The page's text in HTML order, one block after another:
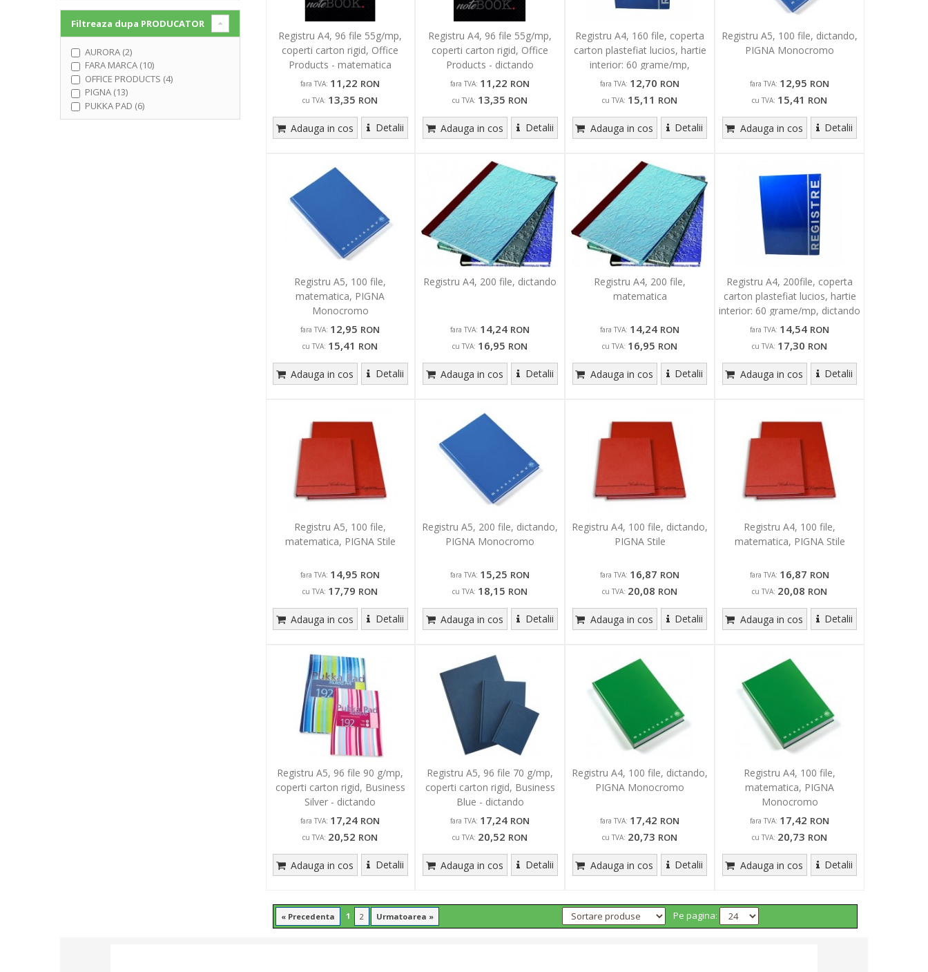
Registru A4, 96 file 55g/mp,
coperti carton rigid, Office
Products - matematica
fara TVA: 11,22 RON
cu TVA: 13,35 RON
Adauga in cos Detalii
Registru A4, 96 file 55g/mp,
coperti carton rigid, Office
Products - dictando
fara TVA: 11,22 RON
cu TVA: 13,35 RON
Adauga in cos Detalii
Registru A4, 160 file, coperta
carton plastefiat lucios, hartie
interior: 60 grame/mp,
dictando...
fara TVA: 12,70 RON
cu TVA: 15,11 RON
Adauga in cos Detalii
Registru A5, 100 file, dictando,
PIGNA Monocromo
fara TVA: 12,95 RON
cu TVA: 15,41 RON
Adauga in cos Detalii
Registru A5, 100 file,
matematica, PIGNA
Monocromo
fara TVA: 12,95 RON
cu TVA: 15,41 RON
Adauga in cos Detalii
Registru A4, 200 file, dictando
fara TVA: 14,24 RON
cu TVA: 16,95 RON
Adauga in cos Detalii
Registru A4, 200 file,
matematica
fara TVA: 14,24 RON
cu TVA: 16,95 RON
Adauga in cos Detalii
Registru A4, 200file, coperta
carton plastefiat lucios, hartie
interior: 60 grame/mp, dictando
si...
fara TVA: 14,54 RON
cu TVA: 17,30 RON
Adauga in cos Detalii
Registru A5, 100 file,
matematica, PIGNA Stile
fara TVA: 14,95 RON
cu TVA: 17,79 RON
Adauga in cos Detalii
Registru A5, 200 file, dictando,
PIGNA Monocromo
fara TVA: 15,25 RON
cu TVA: 18,15 RON
Adauga in cos Detalii
Registru A4, 100 file, dictando,
PIGNA Stile
fara TVA: 16,87 RON
cu TVA: 20,08 RON
Adauga in cos Detalii
Registru A4, 100 file,
matematica, PIGNA Stile
fara TVA: 16,87 RON
cu TVA: 20,08 RON
Adauga in cos Detalii
Registru A5, 96 file 90 g/mp,
coperti carton rigid, Business
Silver - dictando
fara TVA: 17,24 RON
cu TVA: 20,52 RON
Adauga in cos Detalii
Registru A5, 96 file 70 g/mp,
coperti carton rigid, Business
Blue - dictando
fara TVA: 17,24 RON
cu TVA: 20,52 RON
Adauga in cos Detalii
Registru A4, 100 file, dictando,
PIGNA Monocromo
fara TVA: 17,42 RON
cu TVA: 20,73 RON
Adauga in cos Detalii
Registru A4, 100 file,
matematica, PIGNA
Monocromo
fara TVA: 17,42 RON
cu TVA: 20,73 RON
Adauga in cos Detalii
« Precedenta 1 2 Urmatoarea » Pe pagina:
Filtreaza dupa PRODUCATOR
AURORA (2)
FARA MARCA (10)
OFFICE PRODUCTS (4)
PIGNA (13)
PUKKA PAD (6)